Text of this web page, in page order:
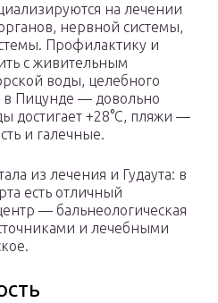
на лечении
нервной системы,
Профилактику и
с живительным
воды, целебного
в Пицунде — довольно
достигает +28°С, пляжи —
и галечные.
из лечения и Гудаута: в
есть отличный
— бальнеологическая
и лечебными